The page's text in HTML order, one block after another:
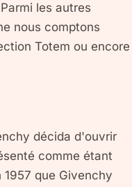
les autres
nous comptons
Totem ou encore
décida d'ouvrir
comme étant
que Givenchy